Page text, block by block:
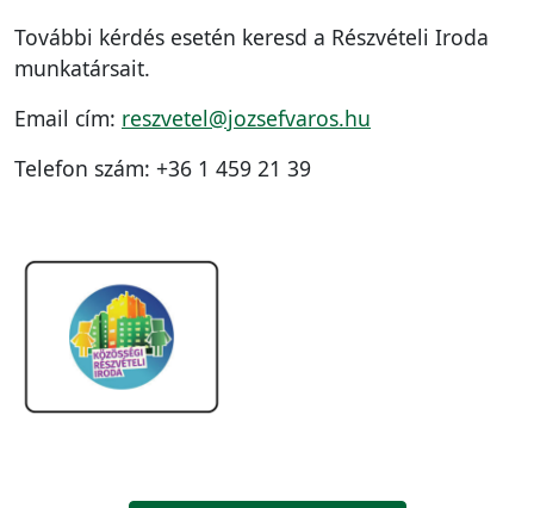
További kérdés esetén keresd a Részvételi Iroda
munkatársait.
Email cím: reszvetel@jozsefvaros.hu
Telefon szám: +36 1 459 21 39